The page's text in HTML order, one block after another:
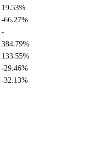
19.53%
-66.27%
-
384.79%
133.55%
-29.46%
-32.13%